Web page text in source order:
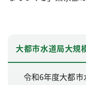
大都市水道局大規
令和6年度大都